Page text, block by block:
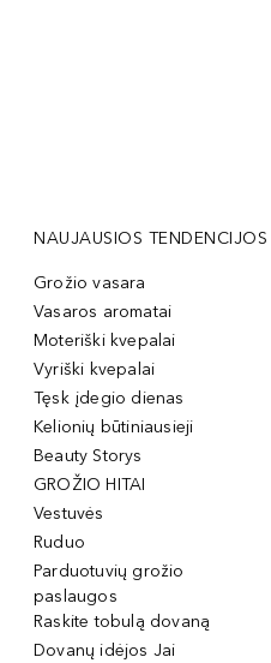
NAUJAUSIOS TENDENCIJOS
Grožio vasara
Vasaros aromatai
Moteriški kvepalai
Vyriški kvepalai
Tęsk įdegio dienas
Kelionių būtiniausieji
Beauty Storys
GROŽIO HITAI
Vestuvės
Ruduo
Parduotuvių grožio
paslaugos
Raskite tobulą dovaną
Dovanų idėjos Jai